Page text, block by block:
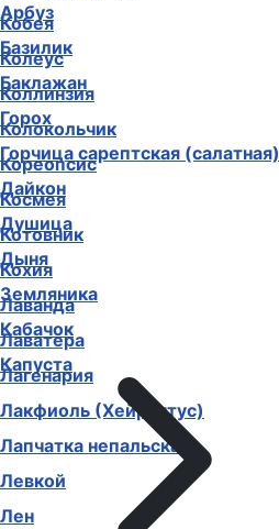
Кобея
Колеус
Коллинзия
Колокольчик
Кореопсис
Космея
Котовник
Кохия
Лаванда
Лаватера
Лагенария
Лакфиоль (Хейрантус)
Лапчатка непальская
Левкой
Лен
Арбуз
Базилик
Баклажан
Горох
Горчица сарептская (салатная)
Дайкон
Душица
Дыня
Земляника
Кабачок
Капуста